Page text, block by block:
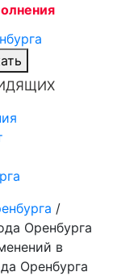
/
Оренбурга
в
Оренбурга